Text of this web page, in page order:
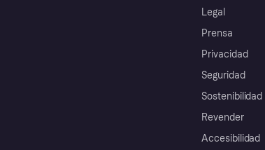
Legal
Prensa
Privacidad
Seguridad
Sostenibilidad
Revender
Accesibilidad